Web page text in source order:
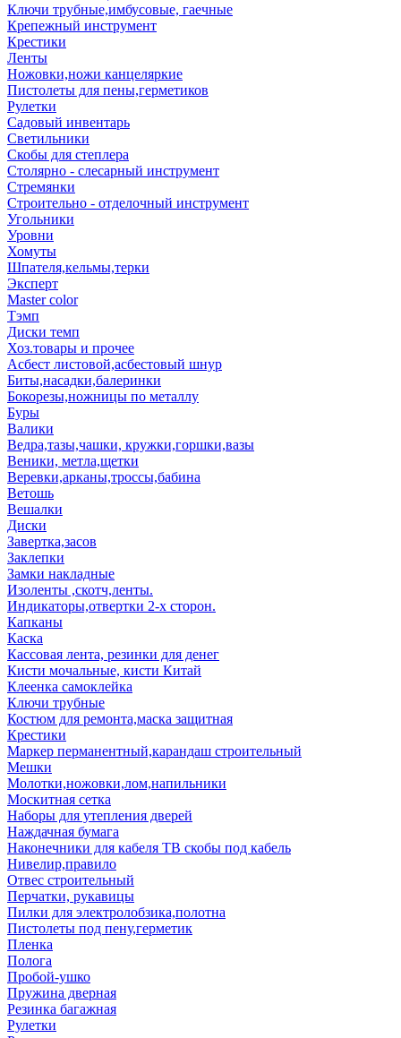
Ключи трубные,имбусовые, гаечные
Крепежный инструмент
Крестики
Ленты
Ножовки,ножи канцеляркие
Пистолеты для пены,герметиков
Рулетки
Садовый инвентарь
Светильники
Скобы для степлера
Столярно - слесарный инструмент
Стремянки
Строительно - отделочный инструмент
Угольники
Уровни
Хомуты
Шпателя,кельмы,терки
Эксперт
Master color
Тэмп
Диски темп
Хоз.товары и прочее
Асбест листовой,асбестовый шнур
Биты,насадки,балеринки
Бокорезы,ножницы по металлу
Буры
Валики
Ведра,тазы,чашки, кружки,горшки,вазы
Веники, метла,щетки
Веревки,арканы,троссы,бабина
Ветошь
Вешалки
Диски
Завертка,засов
Заклепки
Замки накладные
Изоленты ,скотч,ленты.
Индикаторы,отвертки 2-х сторон.
Капканы
Каска
Кассовая лента, резинки для денег
Кисти мочальные, кисти Китай
Клеенка самоклейка
Ключи трубные
Костюм для ремонта,маска защитная
Крестики
Маркер перманентный,карандаш строительный
Мешки
Молотки,ножовки,лом,напильники
Москитная сетка
Наборы для утепления дверей
Наждачная бумага
Наконечники для кабеля ТВ скобы под кабель
Нивелир,правило
Отвес строительный
Перчатки, рукавицы
Пилки для электролобзика,полотна
Пистолеты под пену,герметик
Пленка
Полога
Пробой-ушко
Пружина дверная
Резинка багажная
Рулетки